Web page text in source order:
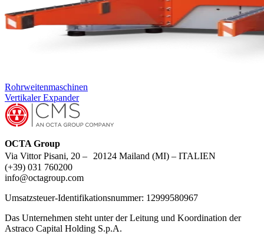
Rohrweitenmaschinen
Vertikaler Expander
OCTA Group
Via Vittor Pisani, 20 – 20124 Mailand (MI) – ITALIEN
(+39) 031 760200
info@octagroup.com
Umsatzsteuer-Identifikationsnummer: 12999580967
Das Unternehmen steht unter der Leitung und Koordination der
Astraco Capital Holding S.p.A.